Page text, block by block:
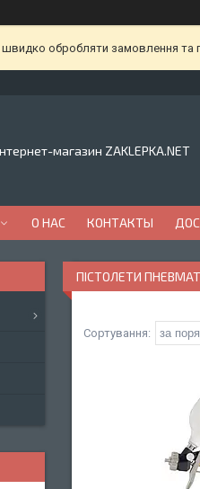
обробляти замовлення та
магазин ZAKLEPKA.NET
О НАС КОНТАКТЫ
ПІСТОЛЕТИ